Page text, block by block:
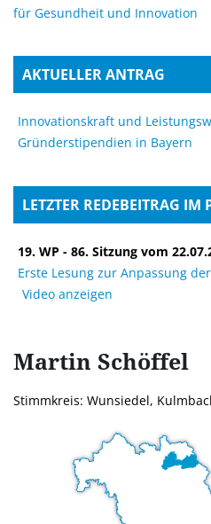
für Gesundheit und Innovation
AKTUELLER ANTRAG
Innovationskraft und
Gründerstipendien in Bayern
LETZTER REDEBEITRAG IM
19. WP - 86. Sitzung vom
Erste Lesung zur Anpassung
Video anzeigen
Martin Schöffel
Stimmkreis: Wunsiedel,